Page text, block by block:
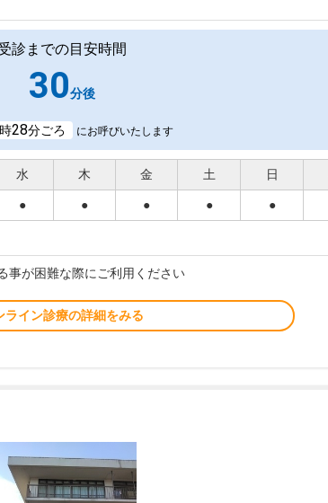
診までの目安時間
30分後
時28分ごろ にお呼びいたします
水 木 金 土 日
● ● ● ● ●
事が困難な際にご利用ください
ライン診療の詳細をみる